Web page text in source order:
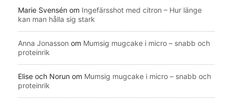
Marie Svensén om Ingefärsshot med citron – Hur länge
kan man hålla sig stark
Anna Jonasson om Mumsig mugcake i micro – snabb och
proteinrik
Elise och Norun om Mumsig mugcake i micro – snabb och
proteinrik